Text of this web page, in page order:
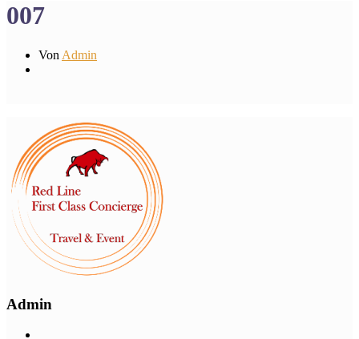
007
Von Admin
Admin